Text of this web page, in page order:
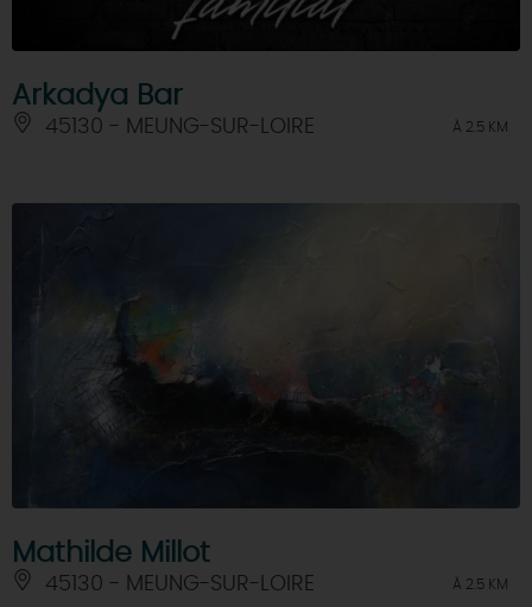
Arkadya Bar
45130 - MEUNG-SUR-LOIRE À 2.5 KM
Mathilde Millot
45130 - MEUNG-SUR-LOIRE À 2.5 KM